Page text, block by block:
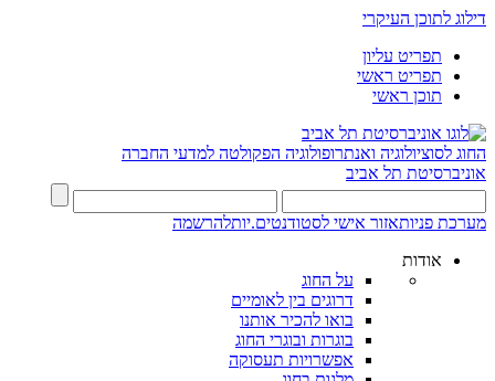
דילוג לתוכן העיקרי
תפריט עליון
תפריט ראשי
תוכן ראשי
החוג לסוציולוגיה ואנתרופולוגיה הפקולטה למדעי החברה
אוניברסיטת תל אביב
מערכת פניותאזור אישי לסטודנטים.יותלהרשמה
אודות
על החוג
דרוגים בין לאומיים
בואו להכיר אותנו
בוגרות ובוגרי החוג
אפשרויות תעסוקה